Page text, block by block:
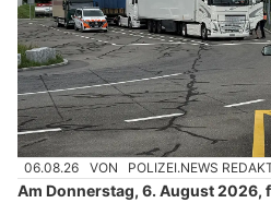
06.08.26 VON POLIZEI.NEWS
Am Donnerstag, 6. August 2026,